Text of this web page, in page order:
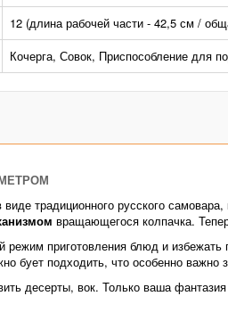
12 (длина рабочей части - 42,5 см /
Кочерга, Совок, Приспособление для
традиционного русского
вращающегося колпачка.
приготовления блюд и
бует подходить, что особенно важно
десерты, вок. Только ваша